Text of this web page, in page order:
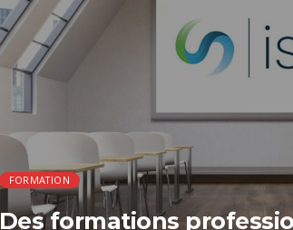
01:16 READ TIME
FORMATION
Des formations